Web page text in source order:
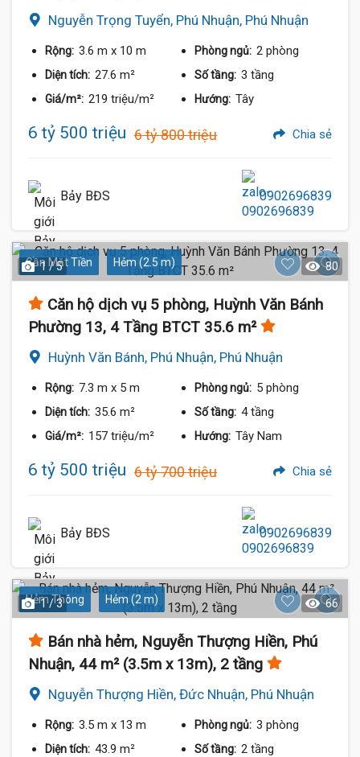
Nguyễn Trọng Tuyển, Phú Nhuận, Phú Nhuận
Rộng: 3.6 m x 10 m Phòng ngủ: 2 phòng
Diện tích: 27.6 m² Số tầng: 3 tầng
Giá/m²: 219 triệu/m² Hướng: Tây
6 tỷ 500 triệu 6 tỷ 800 triệu Chia sẻ
Bảy BĐS 0902696839
Gần Mặt Tiền Hẻm (2.5 m)
1 / 5 80
Căn hộ dịch vụ 5 phòng, Huỳnh Văn Bánh
Phường 13, 4 Tầng BTCT 35.6 m²
Huỳnh Văn Bánh, Phú Nhuận, Phú Nhuận
Rộng: 7.3 m x 5 m Phòng ngủ: 5 phòng
Diện tích: 35.6 m² Số tầng: 4 tầng
Giá/m²: 157 triệu/m² Hướng: Tây Nam
6 tỷ 500 triệu 6 tỷ 700 triệu Chia sẻ
Bảy BĐS 0902696839
Hẻm Thông Hẻm (2 m)
1 / 3 66
Bán nhà hẻm, Nguyễn Thượng Hiền, Phú
Nhuận, 44 m² (3.5m x 13m), 2 tầng
Nguyễn Thượng Hiền, Đức Nhuận, Phú Nhuận
Rộng: 3.5 m x 13 m Phòng ngủ: 3 phòng
Diện tích: 43.9 m² Số tầng: 2 tầng